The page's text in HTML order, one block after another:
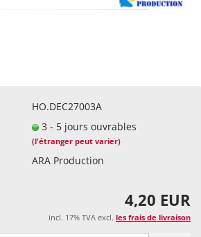
HO.DEC27003A
3 - 5 jours ouvrables
(l'étranger peut varier)
ARA Production
4,20 EUR
incl. 17% TVA excl. les frais de livraison